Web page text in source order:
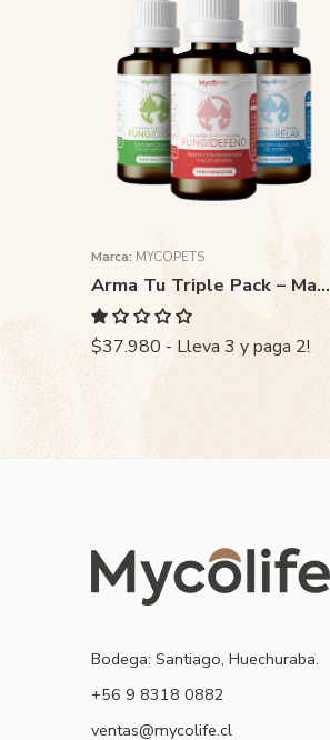
Marca: MYCOPETS
Arma Tu Triple Pack – Mascotas
$37.980 - Lleva 3 y paga 2!
Bodega: Santiago, Huechuraba.
‭+56 9 8318 0882‬
ventas@mycolife.cl